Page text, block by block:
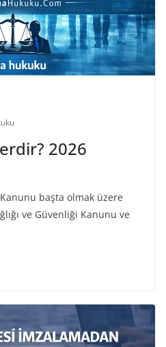
2026
Kanunu başta olmak üzere
ve Güvenliği Kanunu ve